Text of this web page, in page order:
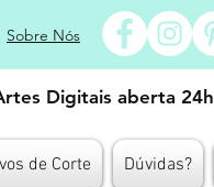
Sobre Nós
Digitais aberta
de Corte Dúvidas?